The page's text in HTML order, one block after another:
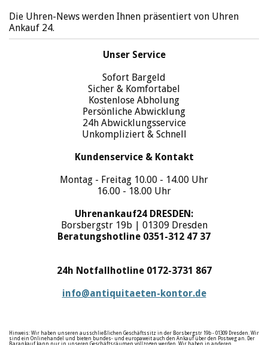
Die Uhren-News werden Ihnen präsentiert von Uhren
Ankauf 24.
Unser Service
Sofort Bargeld
Sicher & Komfortabel
Kostenlose Abholung
Persönliche Abwicklung
24h Abwicklungsservice
Unkompliziert & Schnell
Kundenservice & Kontakt
Montag - Freitag 10.00 - 14.00 Uhr
16.00 - 18.00 Uhr
Uhrenankauf24 DRESDEN:
Borsbergstr 19b | 01309 Dresden
Beratungshotline 0351-312 47 37
24h Notfallhotline 0172-3731 867
info@antiquitaeten-kontor.de
Hinweis: Wir haben unseren ausschließlichen Geschäftssitz in der Borsbergstr 19b - 01309 Dresden. Wir
sind ein Onlinehandel und bieten bundes- und europaweit auch den Ankauf über den Postweg an. Der